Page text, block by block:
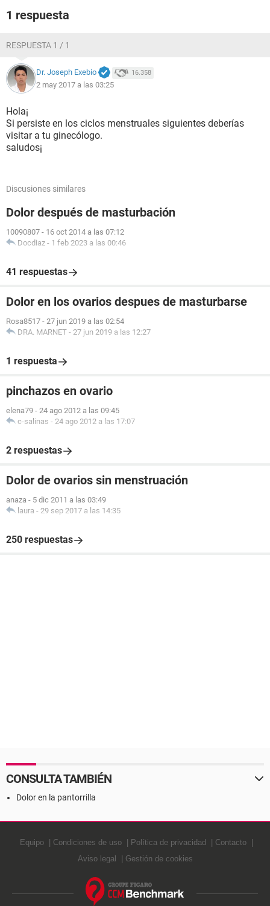
1 respuesta
RESPUESTA 1 / 1
Dr. Joseph Exebio 16.358
2 may 2017 a las 03:25
Hola¡
Si persiste en los ciclos menstruales siguientes deberías
visitar a tu ginecólogo.
saludos¡
Discusiones similares
Dolor después de masturbación
10090807 - 16 oct 2014 a las 07:12
Docdiaz - 1 feb 2023 a las 00:46
41 respuestas
Dolor en los ovarios despues de masturbarse
Rosa8517 - 27 jun 2019 a las 02:54
DRA. MARNET - 27 jun 2019 a las 12:27
1 respuesta
pinchazos en ovario
elena79 - 24 ago 2012 a las 09:45
c-salinas - 24 ago 2012 a las 17:07
2 respuestas
Dolor de ovarios sin menstruación
anaza - 5 dic 2011 a las 03:49
laura - 29 sep 2017 a las 14:35
250 respuestas
CONSULTA TAMBIÉN
Dolor en la pantorrilla
Equipo Condiciones de uso Política de privacidad
Contacto
Aviso legal
Gestión de cookies